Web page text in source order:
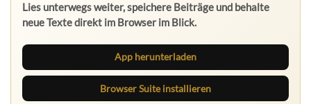
Lies unterwegs weiter, speichere Beiträge und behalte
neue Texte direkt im Browser im Blick.
App herunterladen
Browser Suite installieren